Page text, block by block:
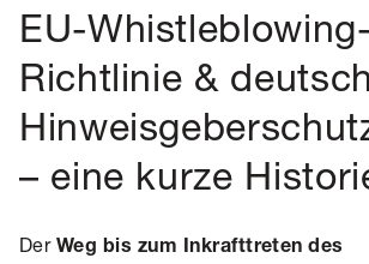
EU-Whistleblowing-
Richtlinie &
– eine kurze
Der Weg bis zum Inkrafttreten des